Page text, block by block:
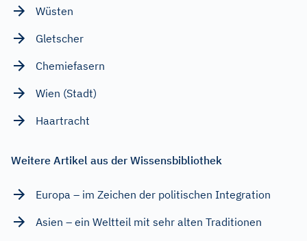
Wüsten
Gletscher
Chemiefasern
Wien (Stadt)
Haartracht
Weitere Artikel aus der Wissensbibliothek
Europa – im Zeichen der politischen Integration
Asien – ein Weltteil mit sehr alten Traditionen